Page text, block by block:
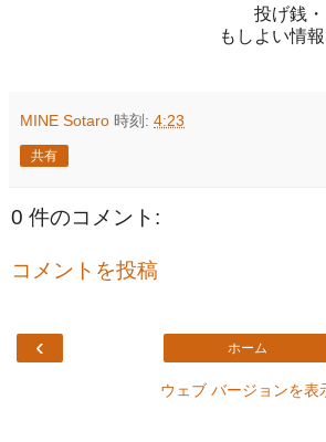
投げ銭
もしよい情
MINE Sotaro 時刻: 4:23
共有
0 件のコメント:
コメントを投稿
‹ ホーム
ウェブ バージョンを表